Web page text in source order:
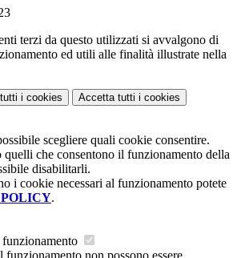
terzi da questo utilizzati si avvalgono di
ed utili alle finalità illustrate nella
i cookies Accetta tutti i cookies
scegliere quali cookie consentire.
quelli che consentono il funzionamento della
disabilitarli.
i cookie necessari al funzionamento potete
.